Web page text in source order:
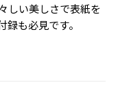
しい美しさで表紙を
も必見です。